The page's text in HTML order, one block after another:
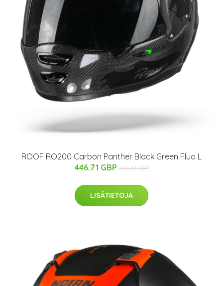
ROOF RO200 Carbon Panther Black Green Fluo L
446.71 GBP 498.01 GBP
LISÄTIETOJA